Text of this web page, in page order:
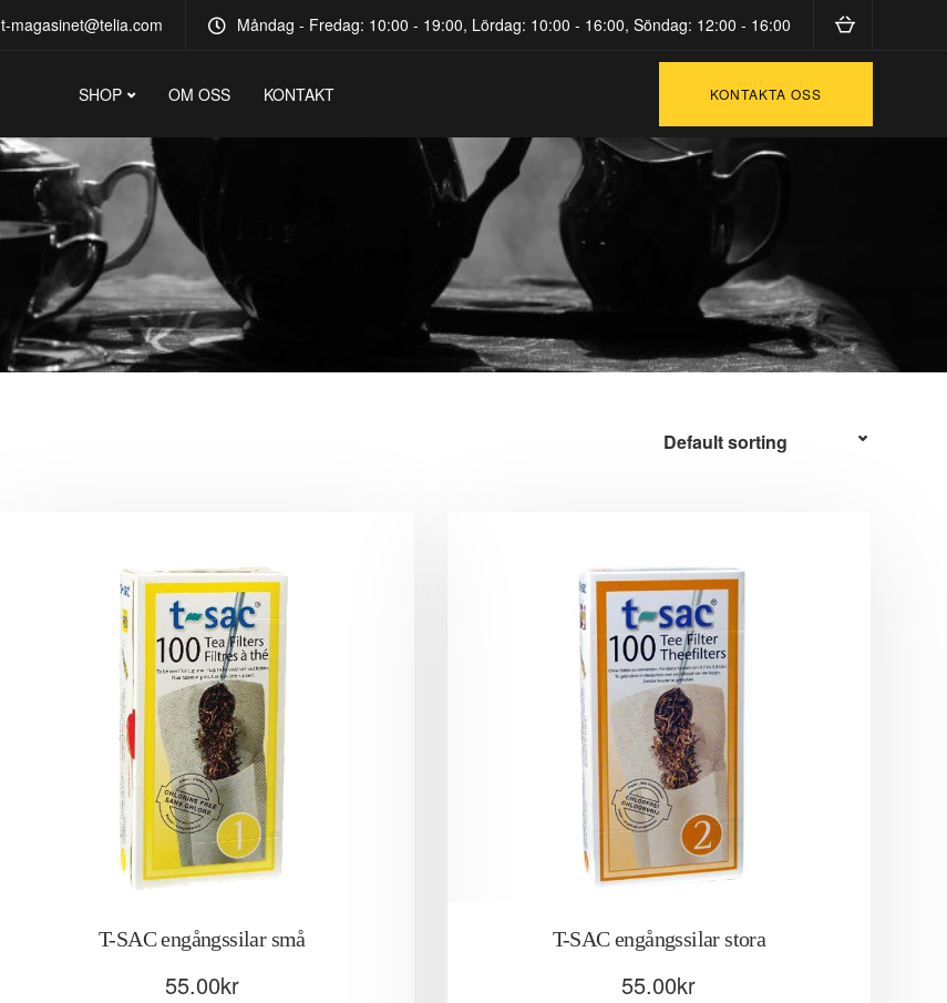
t-magasinet@telia.com Måndag - Fredag: 10:00 - 19:00, Lördag: 10:00 - 16:00, Söndag: 12:00 - 16:00
SHOP OM OSS KONTAKT KONTAKTA OSS
T-SAC engångssilar små
55.00kr
T-SAC engångssilar stora
55.00kr